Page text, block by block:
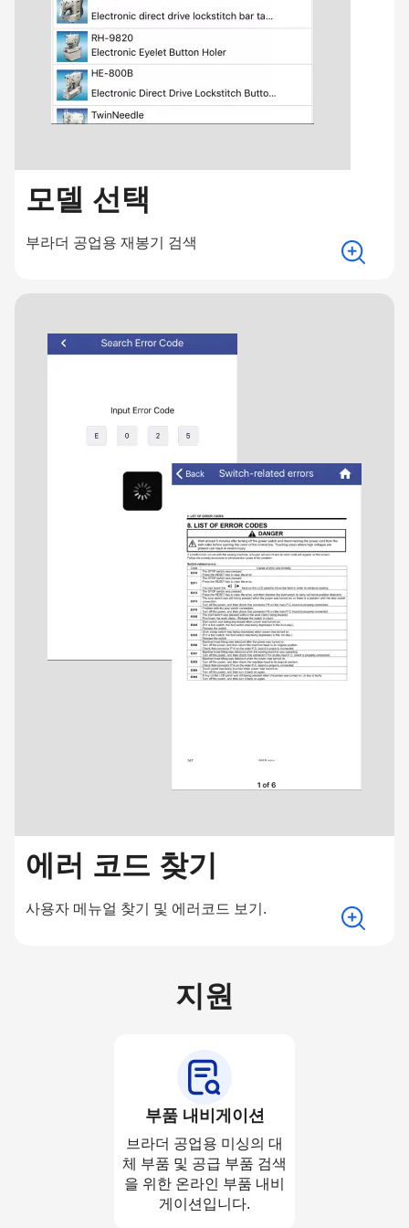
모델 선택
부라더 공업용 재봉기 검색
에러 코드 찾기
사용자 메뉴얼 찾기 및 에러코드 보기.
지원
부품 내비게이션
브라더 공업용 미싱의 대
체 부품 및 공급 부품 검색
을 위한 온라인 부품 내비
게이션입니다.